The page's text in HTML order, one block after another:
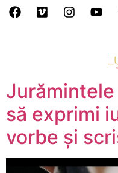
să exprimi
vorbe și